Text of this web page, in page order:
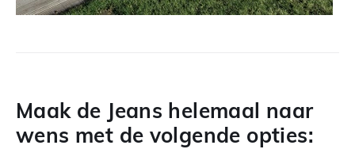
Maak de Jeans helemaal naar
wens met de volgende opties: